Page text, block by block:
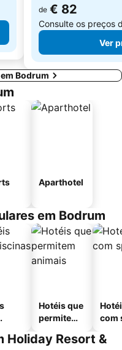
de € 82
Consulte os preços
Ver
Bodrum
Aparthotel
em Bodrum
Hotéis que
permitem
com
Holiday Resort &